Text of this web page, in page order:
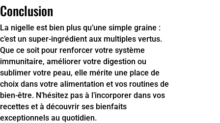
Conclusion
La nigelle est bien plus qu’une simple graine :
c’est un super-ingrédient aux multiples vertus.
Que ce soit pour renforcer votre système
immunitaire, améliorer votre digestion ou
sublimer votre peau, elle mérite une place de
choix dans votre alimentation et vos routines de
bien-être. N’hésitez pas à l’incorporer dans vos
recettes et à découvrir ses bienfaits
exceptionnels au quotidien.